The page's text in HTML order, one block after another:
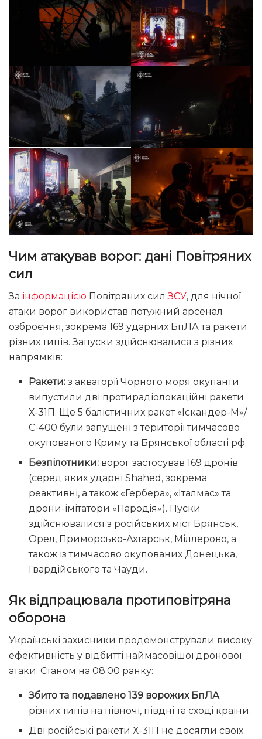
Чим атакував ворог: дані Повітряних
сил
За інформацією Повітряних силЗСУ, для нічної
атаки ворог використав потужний арсенал
озброєння, зокрема 169 ударних БпЛА та ракети
різних типів. Запуски здійснювалися з різних
напрямків:
Ракети: з акваторії Чорного моря окупанти
випустили дві протирадіолокаційні ракети
Х-31П. Ще 5 балістичних ракет «Іскандер-М»/
С-400 були запущені з території тимчасово
окупованого Криму та Брянської області рф.
Безпілотники: ворог застосував 169 дронів
(серед яких ударні Shahed, зокрема
реактивні, а також «Гербера», «Італмас» та
дрони-імітатори «Пародія»). Пуски
здійснювалися з російських міст Брянськ,
Орел, Приморсько-Ахтарськ, Міллерово, а
також із тимчасово окупованих Донецька,
Гвардійського та Чауди.
Як відпрацювала протиповітряна
оборона
Українські захисники продемонстрували високу
ефективність у відбитті наймасовішої дронової
атаки. Станом на 08:00 ранку:
Збито та подавлено 139 ворожих БпЛА
різних типів на півночі, півдні та сході країни.
Дві російські ракети Х-31П не досягли своїх